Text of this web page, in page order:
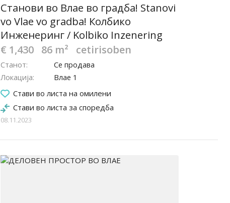
Станови во Влае во градба! Stanovi
vo Vlae vo gradba! Колбико
Инженеринг / Kolbiko Inzenering
€ 1,430 86 m² cetirisoben
Станот
Се продава
Локација
Влае 1
Стави во листа на омилени
Стави во листа за споредба
08.11.2023